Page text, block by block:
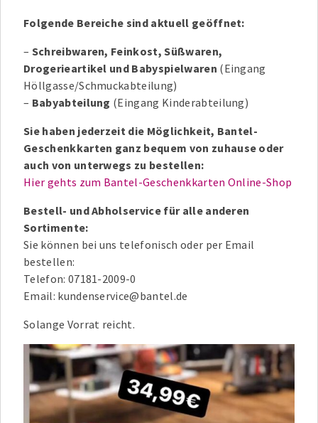
Folgende Bereiche sind aktuell geöffnet:
– Schreibwaren, Feinkost, Süßwaren,
Drogerieartikel und Babyspielwaren (Eingang
Höllgasse/Schmuckabteilung)
– Babyabteilung (Eingang Kinderabteilung)
Sie haben jederzeit die Möglichkeit, Bantel-
Geschenkkarten ganz bequem von zuhause oder
auch von unterwegs zu bestellen:
Hier gehts zum Bantel-Geschenkkarten Online-Shop
Bestell- und Abholservice für alle anderen
Sortimente:
Sie können bei uns telefonisch oder per Email
bestellen:
Telefon: 07181-2009-0
Email: kundenservice@bantel.de
Solange Vorrat reicht.